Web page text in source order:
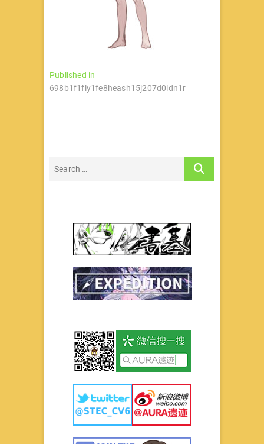
文
章
Published in
698b1f1fly1fe8heash15j207d0ldn1r